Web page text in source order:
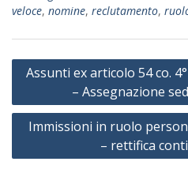
veloce, nomine, reclutamento,
Navigazione
Assunti ex articolo 54 co.
– Assegnazione
Immissioni in ruolo
– rettifica